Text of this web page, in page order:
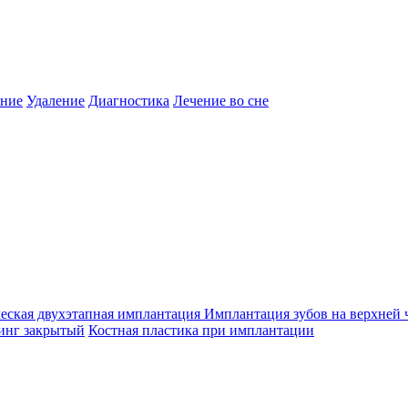
Удаление Диагностика Лечение во сне
двухэтапная имплантация Имплантация зубов на верхней
закрытый Костная пластика при имплантации